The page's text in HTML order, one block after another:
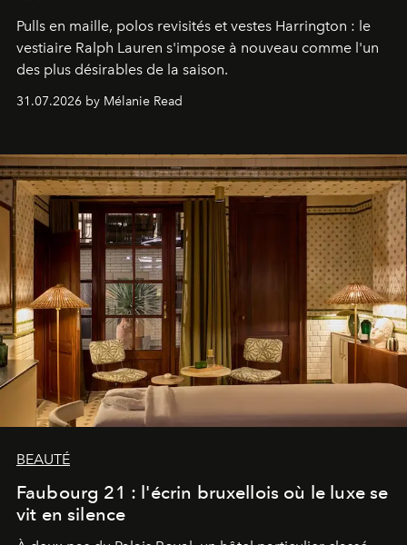
Pulls en maille, polos revisités et vestes Harrington : le
vestiaire Ralph Lauren s'impose à nouveau comme l'un
des plus désirables de la saison.
31.07.2026 by Mélanie Read
BEAUTÉ
Faubourg 21 : l'écrin bruxellois où le luxe se
vit en silence